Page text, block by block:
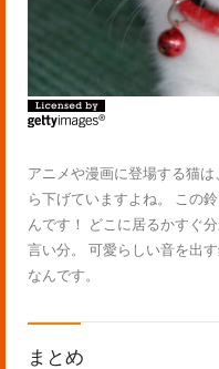
アニメや漫画に登場する猫
ら下げていますよね。 この
んです！ どこに居るかすぐ
言い分。 可愛らしい音を出
なんです。
まとめ